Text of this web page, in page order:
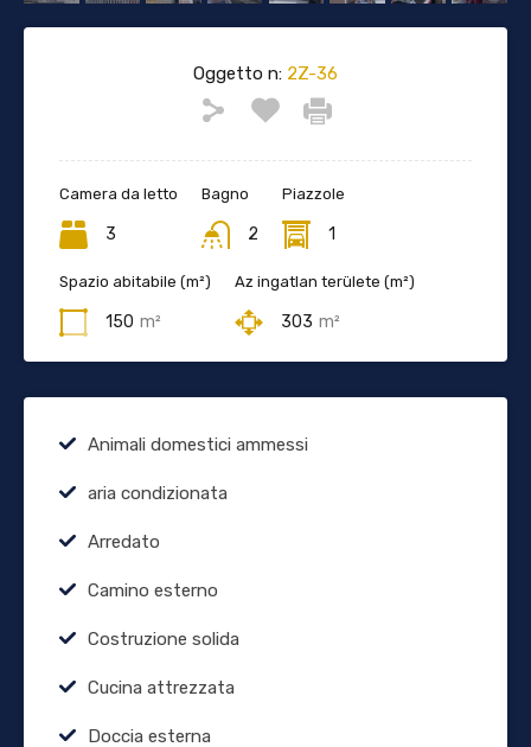
Oggetto n: 2Z-36
Camera da letto
3
Bagno
2
Piazzole
1
Spazio abitabile (m²)
150 m²
Az ingatlan területe (m²)
303 m²
Animali domestici ammessi
aria condizionata
Arredato
Camino esterno
Costruzione solida
Cucina attrezzata
Doccia esterna